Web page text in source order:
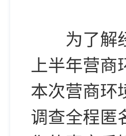
为了解经
上半年营商
本次营商环
调查全程匿